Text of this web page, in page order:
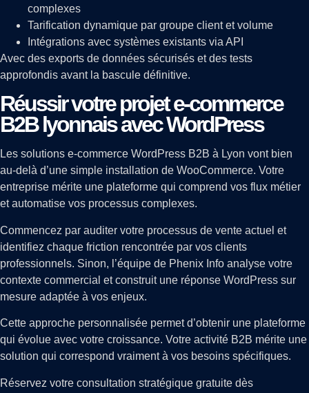
complexes
Tarification dynamique par groupe client et volume
Intégrations avec systèmes existants via API
Avec des exports de données sécurisés et des tests
approfondis avant la bascule définitive.
Réussir votre projet e-commerce
B2B lyonnais avec WordPress
Les solutions e-commerce WordPress B2B à Lyon vont bien
au-delà d’une simple installation de WooCommerce. Votre
entreprise mérite une plateforme qui comprend vos flux métier
et automatise vos processus complexes.
Commencez par auditer votre processus de vente actuel et
identifiez chaque friction rencontrée par vos clients
professionnels. Sinon, l’équipe de Phenix Info analyse votre
contexte commercial et construit une réponse WordPress sur
mesure adaptée à vos enjeux.
Cette approche personnalisée permet d’obtenir une plateforme
qui évolue avec votre croissance. Votre activité B2B mérite une
solution qui correspond vraiment à vos besoins spécifiques.
Réservez votre consultation stratégique gratuite dès